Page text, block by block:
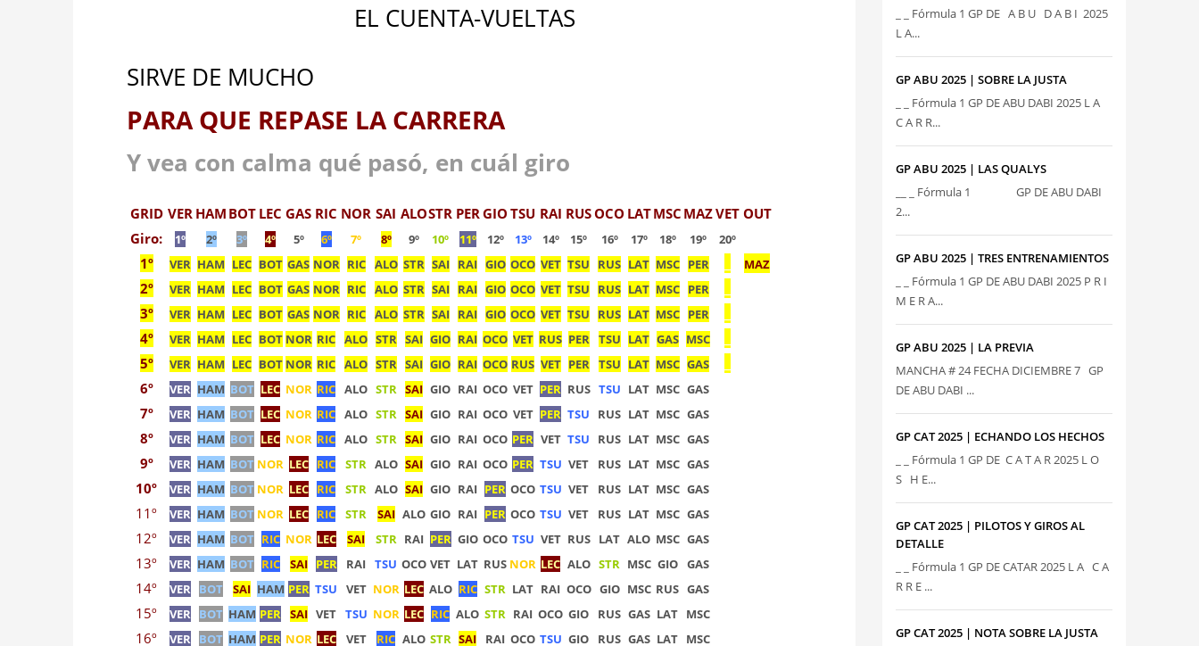
EL CUENTA-VUELTAS
SIRVE DE MUCHO
PARA QUE REPASE LA CARRERA
Y vea con calma qué pasó, en cuál giro
GRID VER HAM BOT LEC GAS RIC NOR SAI ALOSTR PER GIO TSU RAI RUSOCO LATMSC MAZVET OUT
Giro:
1º 2º 3º 4º 5º 6º 7º 8º 9º 10º 11º 12º 13º 14º 15º 16º 17º 18º 19º 20º
1º VER HAM LEC BOT GAS NOR RIC ALO STR SAI RAI GIO OCO VET TSU RUS LAT MSC PER MAZ
2º VER HAM LEC BOT GAS NOR RIC ALO STR SAI RAI GIO OCO VET TSU RUS LAT MSC PER
3º VER HAM LEC BOT GAS NOR RIC ALO STR SAI RAI GIO OCO VET TSU RUS LAT MSC PER
4º VER HAM LEC BOT NOR RIC ALO STR SAI GIO RAI OCO VET RUS PER TSU LAT GAS MSC
5º VER HAM LEC BOT NOR RIC ALO STR SAI GIO RAI OCO RUS VET PER TSU LAT MSC GAS
6º VER HAM BOT LEC NOR RIC ALO STR SAI GIO RAI OCO VET PER RUS TSU LAT MSC GAS
7º VER HAM BOT LEC NOR RIC ALO STR SAI GIO RAI OCO VET PER TSU RUS LAT MSC GAS
8º VER HAM BOT LEC NOR RIC ALO STR SAI GIO RAI OCO PER VET TSU RUS LAT MSC GAS
9º VER HAM BOT NOR LEC RIC STR ALO SAI GIO RAI OCO PER TSU VET RUS LAT MSC GAS
10º VER HAM BOT NOR LEC RIC STR ALO SAI GIO RAI PER OCO TSU VET RUS LAT MSC GAS
1 1º VER HAM BOT NOR LEC RIC STR SAI ALO GIO RAI PER OCO TSU VET RUS LAT MSC GAS
12º VER HAM BOT RIC NOR LEC SAI STR RAI PER GIO OCO TSU VET RUS LAT ALO MSC GAS
13º VER HAM BOT RIC SAI PER RAI TSU OCO VET LAT RUS NOR LEC ALO STR MSC GIO GAS
14º VER BOT SAI HAM PER TSU VET NOR LEC ALO RIC STR LAT RAI OCO GIO MSC RUS GAS
15º VER BOT HAM PER SAI VET TSU NOR LEC RIC ALO STR RAI OCO GIO RUS GAS LAT MSC
16º VER BOT HAM PER NOR LEC VET RIC ALO STR SAI RAI OCO TSU GIO RUS GAS LAT MSC
_ _ Fórmula 1 GP DE A B U D A B I 2025
L A...
GP ABU 2025 | SOBRE LA JUSTA
_ _ Fórmula 1 GP DE ABU DABI 2025 L A
C A R R...
GP ABU 2025 | LAS QUALYS
__ _ Fórmula 1 GP DE ABU DABI
2...
GP ABU 2025 | TRES ENTRENAMIENTOS
_ _ Fórmula 1 GP DE ABU DABI 2025 P R I
M E R A...
GP ABU 2025 | LA PREVIA
MANCHA # 24 FECHA DICIEMBRE 7 GP
DE ABU DABI ...
GP CAT 2025 | ECHANDO LOS HECHOS
_ _ Fórmula 1 GP DE C A T A R 2025 L O
S H E...
GP CAT 2025 | PILOTOS Y GIROS AL
DETALLE
_ _ Fórmula 1 GP DE CATAR 2025 L A C A
R R E ...
GP CAT 2025 | NOTA SOBRE LA JUSTA